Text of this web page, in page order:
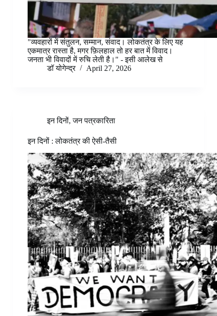
"व्यवहारों में संतुलन, सम्मान, संवाद। लोकतंत्र के लिए यह
एकमात्र रास्ता है, मगर फ़िलहाल तो हर बात में विवाद।
जनता भी विवादों में रुचि लेती है।" - इसी आलेख से
डॉ योगेन्द्र
April 27, 2026
इन दिनों,जन पत्रकारिता
इन दिनों : लोकतंत्र की ऐसी-तैसी